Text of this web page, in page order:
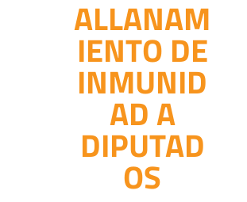
ALLANAM
IENTO DE
INMUNID
AD A
DIPUTAD
OS